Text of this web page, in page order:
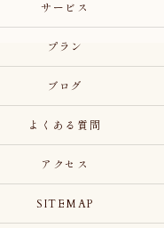
サービス
プラン
ブログ
よくある質問
アクセス
SITEMAP